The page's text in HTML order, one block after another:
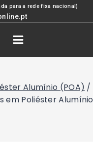
para a rede fixa nacional)
Alumínio (POA) /
em Poliéster Alumínio